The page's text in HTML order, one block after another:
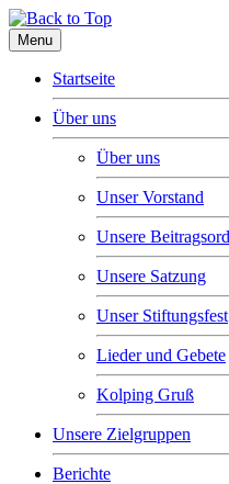
Menu
Startseite
Über uns
Über uns
Unser Vorstand
Unsere
Unsere Satzung
Unser Stiftungsfest
Lieder und Gebete
Kolping Gruß
Unsere Zielgruppen
Berichte